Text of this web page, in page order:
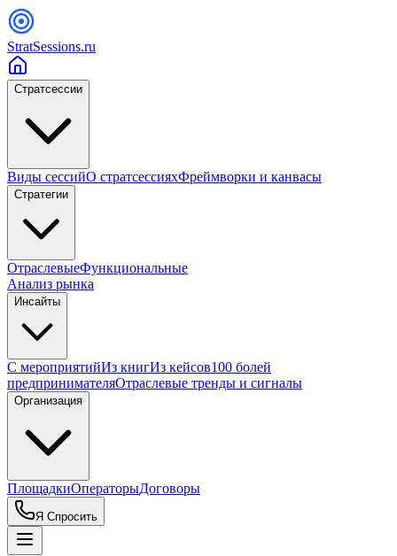
StratSessions.ru
Стратсессии
Виды сессийО стратсессияхФреймворки и канвасы
Стратегии
ОтраслевыеФункциональные
Анализ рынка
Инсайты
С мероприятийИз книгИз кейсов100 болей
предпринимателяОтраслевые тренды и сигналы
Организация
ПлощадкиОператорыДоговоры
Я Спросить